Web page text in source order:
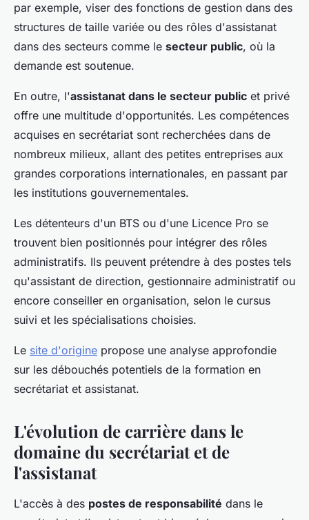
par exemple, viser des fonctions de gestion dans des
structures de taille variée ou des rôles d'assistanat
dans des secteurs comme le secteur public, où la
demande est soutenue.
En outre, l'assistanat dans le secteur public et privé
offre une multitude d'opportunités. Les compétences
acquises en secrétariat sont recherchées dans de
nombreux milieux, allant des petites entreprises aux
grandes corporations internationales, en passant par
les institutions gouvernementales.
Les détenteurs d'un BTS ou d'une Licence Pro se
trouvent bien positionnés pour intégrer des rôles
administratifs. Ils peuvent prétendre à des postes tels
qu'assistant de direction, gestionnaire administratif ou
encore conseiller en organisation, selon le cursus
suivi et les spécialisations choisies.
Le site d'origine propose une analyse approfondie
sur les débouchés potentiels de la formation en
secrétariat et assistanat.
L'évolution de carrière dans le
domaine du secrétariat et de
l'assistanat
L'accès à des postes de responsabilité dans le